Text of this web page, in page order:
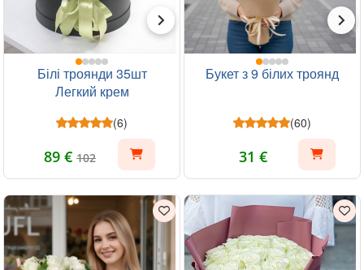
Білі троянди 35шт
Легкий крем
(6)
89 € 102
Букет з 9 білих троянд
(60)
31 €